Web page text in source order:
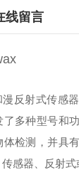
线留言
漫反射式传感
了多种型号和
体检测，并具
感器、反射式